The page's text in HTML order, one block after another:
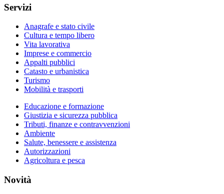
Servizi
Anagrafe e stato civile
Cultura e tempo libero
Vita lavorativa
Imprese e commercio
Appalti pubblici
Catasto e urbanistica
Turismo
Mobilità e trasporti
Educazione e formazione
Giustizia e sicurezza pubblica
Tributi, finanze e contravvenzioni
Ambiente
Salute, benessere e assistenza
Autorizzazioni
Agricoltura e pesca
Novità